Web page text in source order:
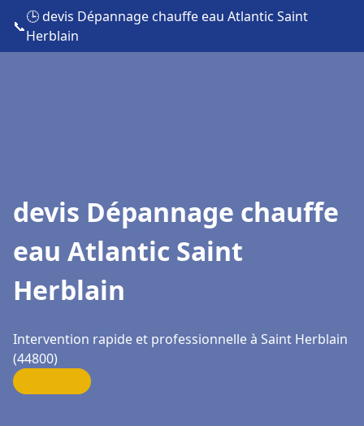
📞
🕒 devis Dépannage chauffe eau Atlantic Saint
Herblain
devis Dépannage chauffe
eau Atlantic Saint
Herblain
Intervention rapide et professionnelle à Saint Herblain
(44800)